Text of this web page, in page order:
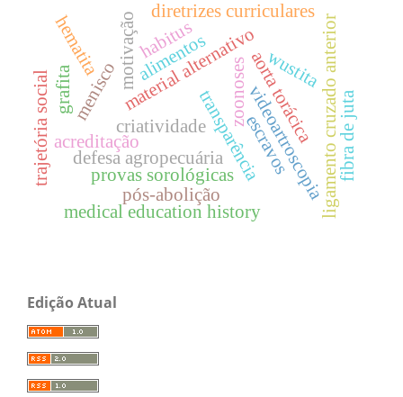
transparênciaaorta torácica
criatividade
material alternativo
motivação
zoonoses
defesa agropecuária
provas sorológicas
wustita
videoartroscopialigamento cruzado anterior
menisco
diretrizes curriculares
acreditação escravos
pós-abolição
fibra de juta
hematita alimentos
grafita
medical education history
habitus
trajetória social
Edição Atual